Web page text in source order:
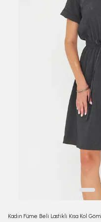
Kadın Füme Beli Lastikli Kısa Kol